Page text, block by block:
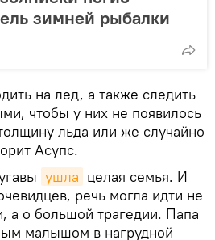
зимней рыбалки
на лед, а также следить
чтобы у них не появилось
льда или же случайно
Асупс.
ушла целая семья. И
речь могла идти не
а о большой трагедии. Папа
малышом в нагрудной